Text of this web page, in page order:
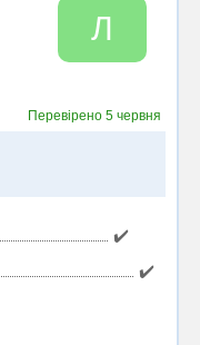
Л
Перевірено 5 червня
✔️
✔️